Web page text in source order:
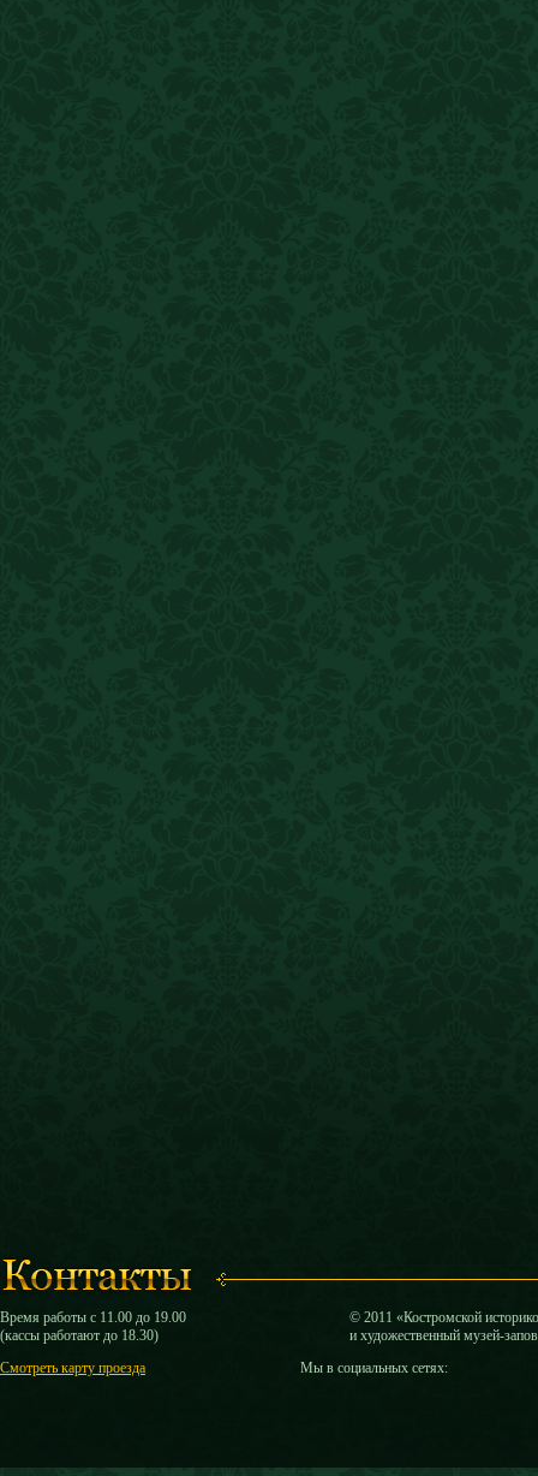
Время работы с 11.00 до 19.00
(кассы работают до 18.30)
Смотреть карту проезда
© 2011 «Костромской
и художественный музей-
Мы в социальных сетях: